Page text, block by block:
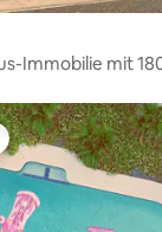
Immobilie mit